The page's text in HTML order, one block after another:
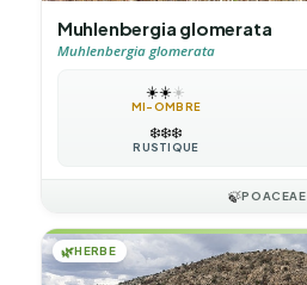
Muhlenbergia glomerata
Muhlenbergia glomerata
☀️☀️☀️
MI-OMBRE
❄️❄️❄️
RUSTIQUE
🍃POACEAE
🌿HERBE